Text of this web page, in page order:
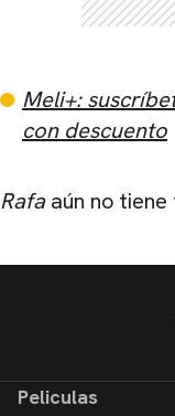
Meli+:
con descuento
Rafaaún no tiene
Peliculas